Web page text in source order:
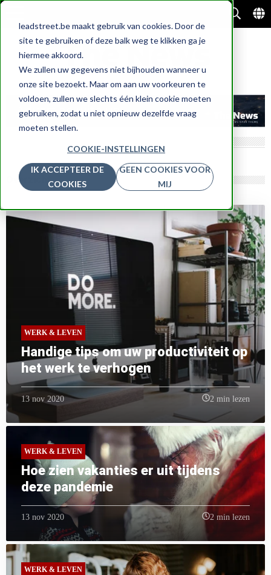
leadstreet.be maakt gebruik van cookies. Door de
site te gebruiken of deze balk weg te klikken ga je
hiermee akkoord.
We zullen uw gegevens niet bijhouden wanneer u
onze site bezoekt. Maar om aan uw voorkeuren te
voldoen, zullen we slechts één klein cookie moeten
gebruiken, zodat u niet opnieuw dezelfde vraag
moeten stellen.
COOKIE-INSTELLINGEN
IK ACCEPTEER DE
COOKIES
GEEN COOKIES VOOR
MIJ
Overzicht
WERK & LEVEN
Handige tips om uw productiviteit op
het werk te verhogen
13 nov 2020 2 min lezen
WERK & LEVEN
Hoe zien vakanties er uit tijdens
deze pandemie
13 nov 2020 2 min lezen
WERK & LEVEN